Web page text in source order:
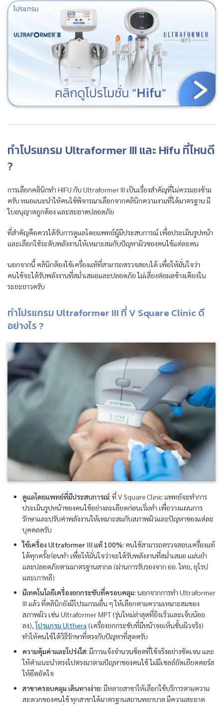
ทำโปรแกรม Ultraformer III และ Hifu ที่ไหนดี
?
การเลือกคลินิกทำ HIFU กับ Ultraformer III เป็นเรื่องสำคัญที่ไม่ควรมองข้าม
ครับ หมอแนะนำให้คนไข้พิจารณาเลือกจากคลินิกความงามที่ได้มาตรฐาน มี
ใบอนุญาตถูกต้อง และสะอาดปลอดภัย
ที่สำคัญคือควรได้รับการดูแลโดยแพทย์ผู้มีประสบการณ์ เพื่อประเมินรูปหน้า
และเลือกใช้ระดับพลังงานให้เหมาะสมกับปัญหาผิวของคนไข้แต่ละคน
นอกจากนี้ คลินิกต้องใช้เครื่องแท้ที่สามารถตรวจสอบได้ เพื่อให้มั่นใจว่า
คนไข้จะได้รับพลังงานที่สม่ำเสมอและปลอดภัย ไม่เสี่ยงต่อผลข้างเคียงใน
ระยะยาวครับ
ทำโปรแกรม Ultraformer III ที่ V Square Clinic ดี
อย่างไร ?
ดูแลโดยแพทย์ที่มีประสบการณ์: ที่ V Square Clinic แพทย์จะทำการ
ประเมินรูปหน้าของคนไข้อย่างละเอียดก่อนเริ่มทำ เพื่อวางแผนการ
รักษาและปรับค่าพลังงานให้เหมาะสมกับสภาพผิวและปัญหาของแต่ละ
บุคคลครับ
ใช้เครื่อง Ultraformer III แท้ 100%: คนไข้สามารถตรวจสอบเครื่องแท้
ได้ทุกครั้งก่อนทำ เพื่อให้มั่นใจว่าจะได้รับพลังงานที่สม่ำเสมอ แม่นยำ
และปลอดภัยตามมาตรฐานสากล (ผ่านการรับรองจาก อย. ไทย, ยุโรป
และเกาหลี)
มีเทคโนโลยีเครื่องยกกระชับที่ครอบคลุม: นอกจากการทำ Ultraformer
III แล้ว ที่คลินิกยังมีโปรแกรมอื่น ๆ ให้เลือกตามความเหมาะสมของ
สภาพผิว เช่น Ultraformer MPT (รุ่นใหม่ล่าสุดที่ยิงเร็วและเจ็บน้อย
ลง),โปรแกรม Ulthera (เครื่องยกกระชับที่มีหน้าจอเห็นชั้นผิวจริง)
ทำให้คนไข้ได้วิธีรักษาที่ตรงกับปัญหาที่สุดครับ
ความคุ้มค่าและโปร่งใส: มีการแจ้งจำนวนช็อตที่ใช้จริงอย่างชัดเจน และ
ให้คำแนะนำตรงไปตรงมาตามปัญหาของคนไข้ ไม่มีเซลล์ยัดเยียดคอร์ส
ให้อึดอัดใจ
สาขาครอบคลุม เดินทางง่าย: มีหลายสาขาให้เลือกใช้บริการตามความ
สะดวกของคนไข้ ทุกสาขาได้มาตรฐานสถานพยาบาล มีความสะอาด